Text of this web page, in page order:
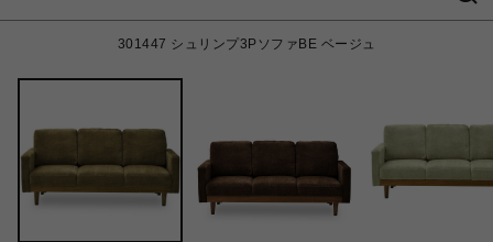
301447 シュリンプ3PソファBE ベージュ